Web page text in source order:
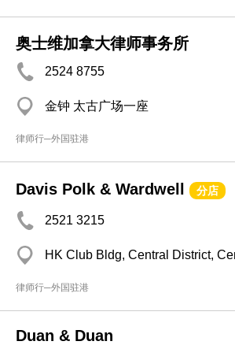
奥士维加拿大律师事务所
2524 8755
金钟 太古广场一座
律师行─外国驻港
Davis Polk & Wardwell 分店
2521 3215
HK Club Bldg, Central District,
律师行─外国驻港
Duan & Duan